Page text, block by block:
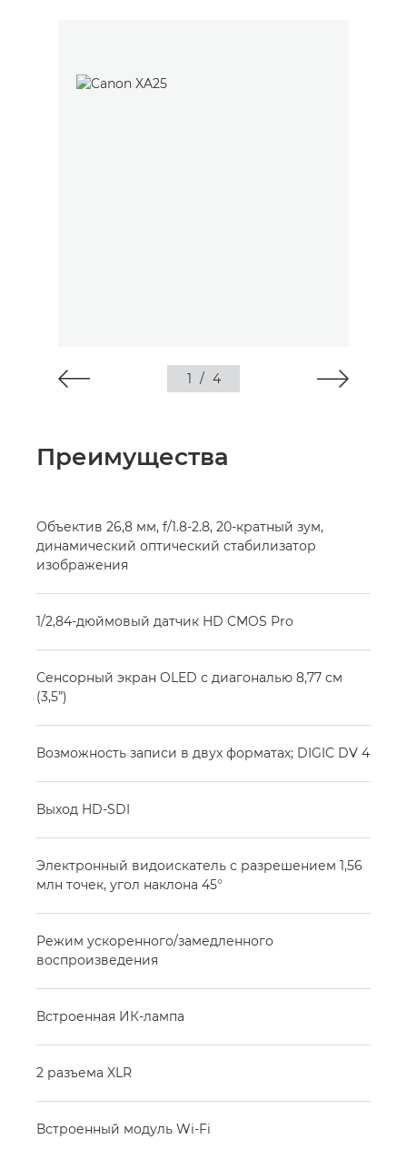
1 / 4
Преимущества
Объектив 26,8 мм, f/1.8-2.8, 20-кратный зум,
динамический оптический стабилизатор
изображения
1/2,84-дюймовый датчик HD CMOS Pro
Сенсорный экран OLED с диагональю 8,77 см
(3,5”)
Возможность записи в двух форматах; DIGIC DV 4
Выход HD-SDI
Электронный видоискатель с разрешением 1,56
млн точек, угол наклона 45°
Режим ускоренного/замедленного
воспроизведения
Встроенная ИК-лампа
2 разъема XLR
Встроенный модуль Wi-Fi